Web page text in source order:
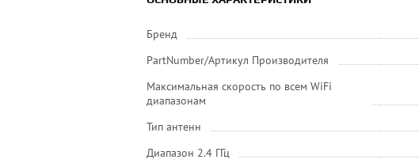
Бренд
PartNumber/Артикул Производителя
Максимальная скорость по всем WiFi
диапазонам
Тип антенн
Диапазон 2.4 ГГц